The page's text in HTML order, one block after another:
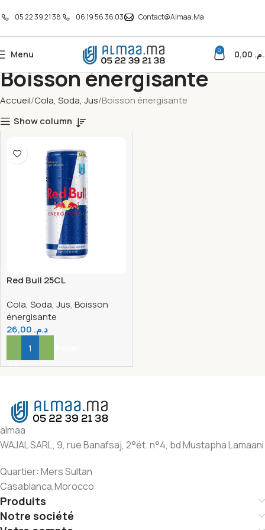
05 22 39 21 38 06 19 56 36 03 Contact@almaa.ma
Menu 0
Boisson énergisante
Accueil Cola, Soda, Jus Boisson énergisante
Show column
Red Bull 25CL
Cola, Soda, Jus, Boisson
énergisante
د.م.
Ajouter Au Panier
almaa
WAJAL SARL, 9, rue Banafsaj, 2°ét. n°4, bd Mustapha Lamaani
Quartier: Mers Sultan
Casablanca,Morocco
Produits
Notre société